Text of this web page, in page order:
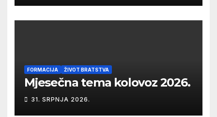
FORMACIJA ŽIVOT BRATSTVA
Mjesečna tema kolovoz 2026.
31. SRPNJA 2026.